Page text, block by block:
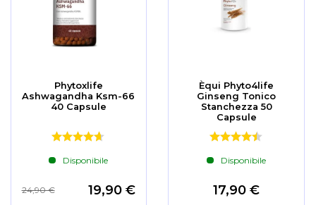
Phytoxlife
Ashwagandha Ksm-66
40 Capsule
Disponibile
19,90 €
24,90 €
Èqui Phyto4life
Ginseng Tonico
Stanchezza 50
Capsule
Disponibile
17,90 €